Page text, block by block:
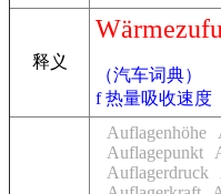
释义
（汽车词典）
f 热量吸收速度
Auflagenhöhe
Auflagepunkt
Auflagerdruck